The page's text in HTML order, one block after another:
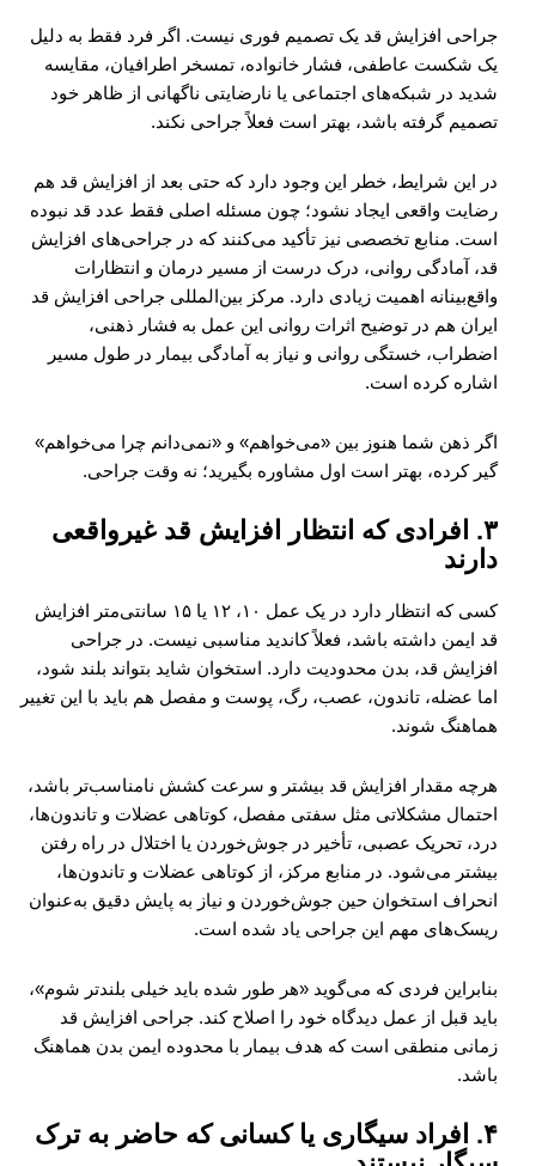
جراحی افزایش قد یک تصمیم فوری نیست. اگر فرد فقط به دلیل
یک شکست عاطفی، فشار خانواده، تمسخر اطرافیان، مقایسه
شدید در شبکه‌های اجتماعی یا نارضایتی ناگهانی از ظاهر خود
تصمیم گرفته باشد، بهتر است فعلاً جراحی نکند.
در این شرایط، خطر این وجود دارد که حتی بعد از افزایش قد هم
رضایت واقعی ایجاد نشود؛ چون مسئله اصلی فقط عدد قد نبوده
است. منابع تخصصی نیز تأکید می‌کنند که در جراحی‌های افزایش
قد، آمادگی روانی، درک درست از مسیر درمان و انتظارات
واقع‌بینانه اهمیت زیادی دارد. مرکز بین‌المللی جراحی افزایش قد
ایران هم در توضیح اثرات روانی این عمل به فشار ذهنی،
اضطراب، خستگی روانی و نیاز به آمادگی بیمار در طول مسیر
اشاره کرده است.
اگر ذهن شما هنوز بین «می‌خواهم» و «نمی‌دانم چرا می‌خواهم»
گیر کرده، بهتر است اول مشاوره بگیرید؛ نه وقت جراحی.
۳. افرادی که انتظار افزایش قد غیرواقعی
دارند
کسی که انتظار دارد در یک عمل ۱۰، ۱۲ یا ۱۵ سانتی‌متر افزایش
قد ایمن داشته باشد، فعلاً کاندید مناسبی نیست. در جراحی
افزایش قد، بدن محدودیت دارد. استخوان شاید بتواند بلند شود،
اما عضله، تاندون، عصب، رگ، پوست و مفصل هم باید با این تغییر
هماهنگ شوند.
هرچه مقدار افزایش قد بیشتر و سرعت کشش نامناسب‌تر باشد،
احتمال مشکلاتی مثل سفتی مفصل، کوتاهی عضلات و تاندون‌ها،
درد، تحریک عصبی، تأخیر در جوش‌خوردن یا اختلال در راه رفتن
بیشتر می‌شود. در منابع مرکز، از کوتاهی عضلات و تاندون‌ها،
انحراف استخوان حین جوش‌خوردن و نیاز به پایش دقیق به‌عنوان
ریسک‌های مهم این جراحی یاد شده است.
بنابراین فردی که می‌گوید «هر طور شده باید خیلی بلندتر شوم»،
باید قبل از عمل دیدگاه خود را اصلاح کند. جراحی افزایش قد
زمانی منطقی است که هدف بیمار با محدوده ایمن بدن هماهنگ
باشد.
۴. افراد سیگاری یا کسانی که حاضر به ترک